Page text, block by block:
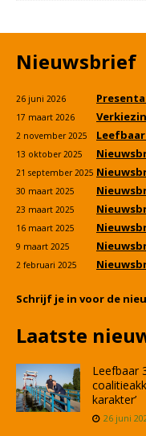
Nieuwsbrief
26 juni 2026
17 maart 2026
2 november 2025
13 oktober 2025
21 september 2025
30 maart 2025
23 maart 2025
16 maart 2025
9 maart 2025
2 februari 2025
Schrijf je in voor de
Laatste
Leefbaar
karakter’
26 juni